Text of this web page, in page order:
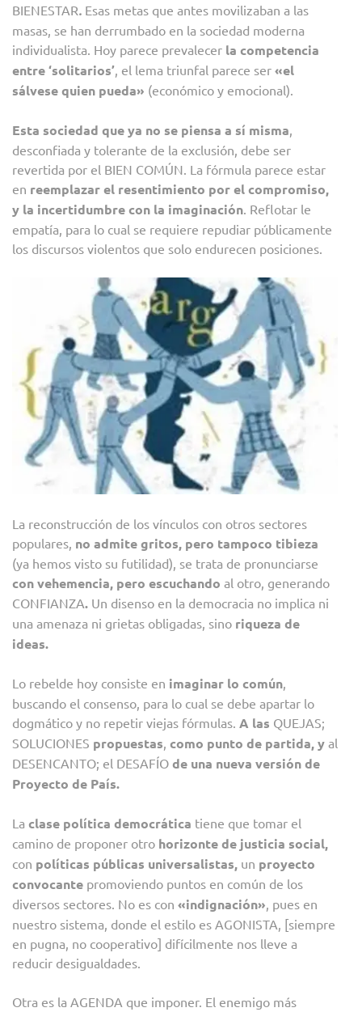
BIENESTAR. Esas metas que antes movilizaban a las
masas, se han derrumbado en la sociedad moderna
individualista. Hoy parece prevalecer la competencia
entre ‘solitarios’ , el lema triunfal parece ser «el
sálvese quien pueda» (económico y emocional).
Esta sociedad que ya no se piensa a sí misma
desconfiada y tolerante de la exclusión, debe ser
revertida por el BIEN COMÚN. La fórmula parece estar
en reemplazar el resentimiento por el compromiso,
y la incertidumbre con la imaginación . Reflotar le
empatía, para lo cual se requiere repudiar públicamente
los discursos violentos que solo endurecen posiciones.
La reconstrucción de los vínculos con otros sectores
populares, no admite gritos, pero tampoco tibieza
(ya hemos visto su futilidad), se trata de pronunciarse
con vehemencia, pero escuchando al otro, generando
CONFIANZA. Un disenso en la democracia no implica ni
una amenaza ni grietas obligadas, sino riqueza de
ideas.
Lo rebelde hoy consiste en imaginar lo común
buscando el consenso, para lo cual se debe apartar lo
dogmático y no repetir viejas fórmulas. A las QUEJAS;
SOLUCIONES propuestas como punto de partida, y al
DESENCANTO; el DESAFÍO de una nueva versión de
Proyecto de País.
La clase política democrática tiene que tomar el
camino de proponer otro horizonte de justicia social,
con políticas públicas universalistas, un proyecto
convocante promoviendo puntos en común de los
diversos sectores. No es con «indignación» , pues en
nuestro sistema, donde el estilo es AGONISTA, [siempre
en pugna, no cooperativo] difícilmente nos lleve a
reducir desigualdades.
Otra es la AGENDA que imponer. El enemigo más